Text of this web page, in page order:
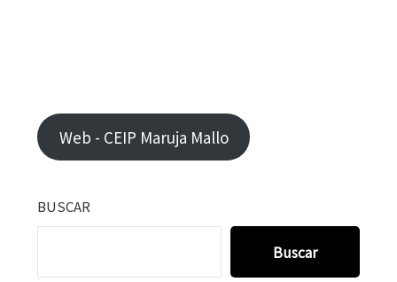
Web - CEIP Maruja Mallo
BUSCAR
Buscar